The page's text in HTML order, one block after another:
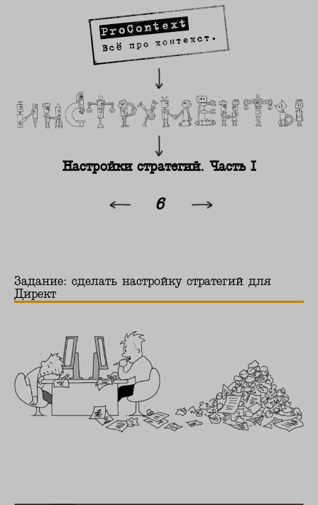
Настройки стратегий. Часть I
6
Задание: сделать настройку стратегий для
Директ